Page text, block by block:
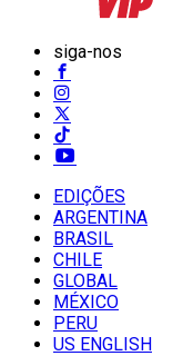
siga-nos
EDIÇÕES
ARGENTINA
BRASIL
CHILE
GLOBAL
MÉXICO
PERU
US ENGLISH